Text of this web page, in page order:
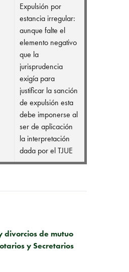
Expulsión por
estancia irregular:
aunque falte el
elemento negativo
que la
jurisprudencia
exigía para
justificar la sanción
de expulsión esta
debe imponerse al
ser de aplicación
la interpretación
dada por el TJUE
divorcios de mutuo
y Secretarios